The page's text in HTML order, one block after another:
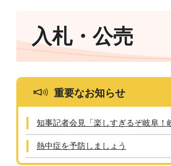
入札・公売
重要なお知らせ
知事記者会見「楽しすぎるぞ岐阜
熱中症を予防しましょう